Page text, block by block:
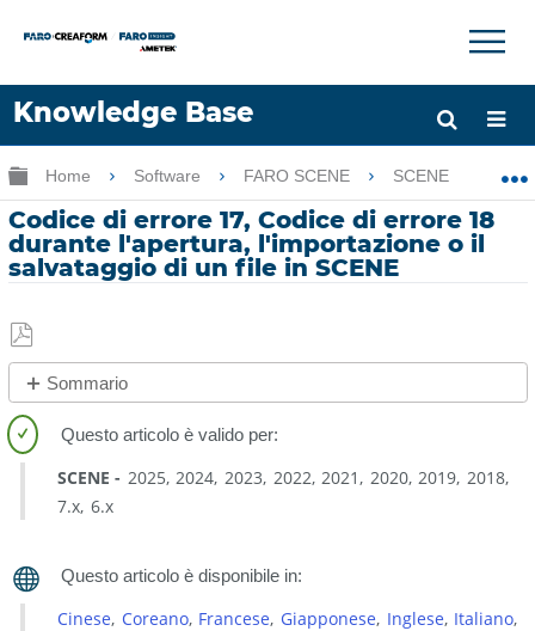
Knowledge Base
Lingua
Chiedere aiuto Accesso
×
Ingrandisci/riduci gerarchia globale
Home Software FARO SCENE SCENE
Codice di errore 17, Codice di errore 18
durante l'apertura, l'importazione o il
salvataggio di un file in SCENE
Salva
come
PDF
Sommario
dei
problemi
anche
SCENE 2025 2024 2023 2022 2021 2020 2019 2018
7.x 6.x
Cinese Coreano Francese Giapponese Inglese Italiano